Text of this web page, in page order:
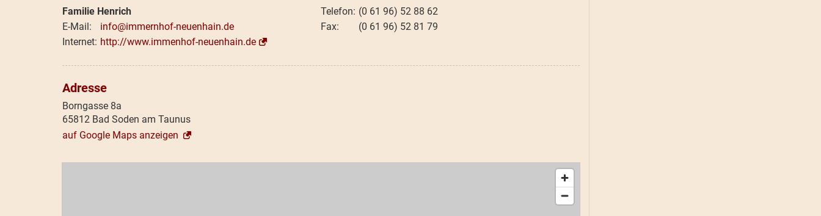
Familie Henrich
info@immernhof-neuenhain.de
http://www.immenhof-neuenhain.de
(0 61 96) 52 88 62
(0 61 96) 52 81 79
Adresse
Borngasse 8a
65812 Bad Soden am Taunus
auf Google Maps anzeigen